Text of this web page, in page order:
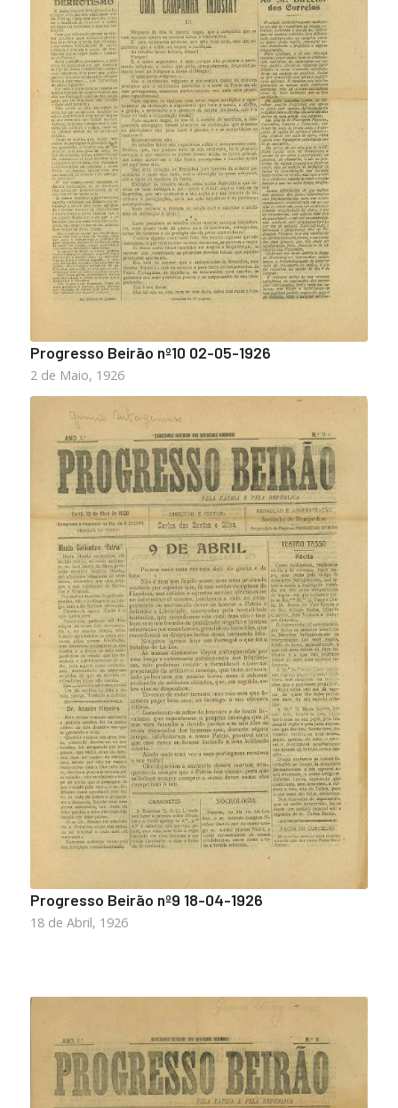
Progresso Beirão nº10 02-05-1926
2 de Maio, 1926
Progresso Beirão nº9 18-04-1926
18 de Abril, 1926